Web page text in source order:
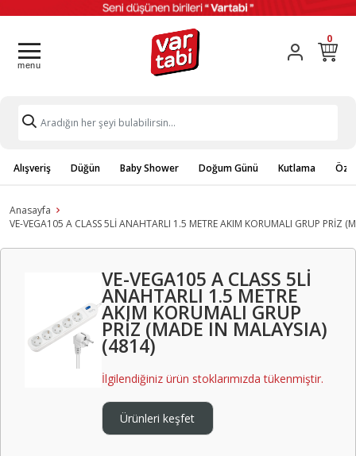
0
Alışveriş Düğün Baby Shower Doğum Günü Kutlama
Anasayfa
VE-VEGA105 A CLASS 5Lİ ANAHTARLI 1.5 METRE AKIM KORUMALI GRUP PRİZ
VE-VEGA105 A CLASS 5Lİ
ANAHTARLI 1.5 METRE
AKIM KORUMALI GRUP
PRİZ (MADE IN MALAYSIA)
(4814)
İlgilendiğiniz ürün stoklarımızda tükenmiştir.
Ürünleri keşfet